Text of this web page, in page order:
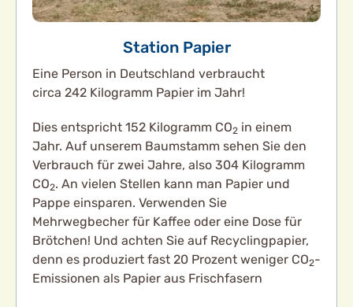
Station Papier
Eine Person in Deutschland verbraucht
circa 242 Kilogramm Papier im Jahr!
Dies entspricht 152 Kilogramm CO2 in einem
Jahr. Auf unserem Baumstamm sehen Sie den
Verbrauch für zwei Jahre, also 304 Kilogramm
CO2. An vielen Stellen kann man Papier und
Pappe einsparen. Verwenden Sie
Mehrwegbecher für Kaffee oder eine Dose für
Brötchen! Und achten Sie auf Recyclingpapier,
denn es produziert fast 20 Prozent weniger CO2-
Emissionen als Papier aus Frischfasern